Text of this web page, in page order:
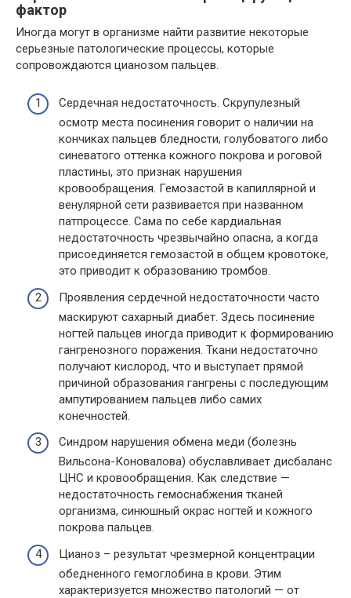
фактор
Иногда могут в организме найти развитие некоторые
серьезные патологические процессы, которые
сопровождаются цианозом пальцев.
Сердечная недостаточность. Скрупулезный
осмотр места посинения говорит о наличии на
кончиках пальцев бледности, голубоватого либо
синеватого оттенка кожного покрова и роговой
пластины, это признак нарушения
кровообращения. Гемозастой в капиллярной и
венулярной сети развивается при названном
патпроцессе. Сама по себе кардиальная
недостаточность чрезвычайно опасна, а когда
присоединяется гемозастой в общем кровотоке,
это приводит к образованию тромбов.
Проявления сердечной недостаточности часто
маскируют сахарный диабет. Здесь посинение
ногтей пальцев иногда приводит к формированию
гангренозного поражения. Ткани недостаточно
получают кислород, что и выступает прямой
причиной образования гангрены с последующим
ампутированием пальцев либо самих
конечностей.
Синдром нарушения обмена меди (болезнь
Вильсона-Коновалова) обуславливает дисбаланс
ЦНС и кровообращения. Как следствие —
недостаточность гемоснабжения тканей
организма, синюшный окрас ногтей и кожного
покрова пальцев.
Цианоз – результат чрезмерной концентрации
обедненного гемоглобина в крови. Этим
характеризуется множество патологий — от